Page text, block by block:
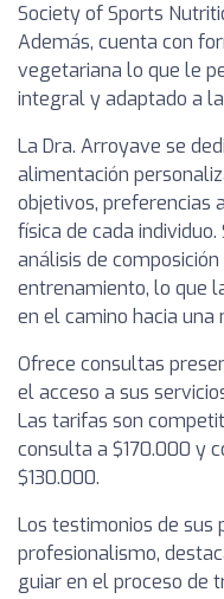
Society of Sports
Además, cuenta con
vegetariana lo que le
integral y adaptado a
La Dra. Arroyave se
alimentación
objetivos, preferencias
física de cada
análisis de
entrenamiento, lo que
en el camino hacia una
Ofrece consultas
el acceso a sus
Las tarifas son
consulta a $170.000 y
$130.000.
Los testimonios de sus
profesionalismo,
guiar en el proceso de